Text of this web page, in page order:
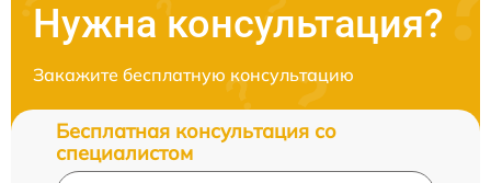
Нужна консультация?
Закажите бесплатную консультацию
Бесплатная консультация со
специалистом